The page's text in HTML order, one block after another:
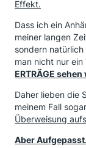
Effekt.
Dass ich ein
meiner langen
sondern
man nicht nur ein
ERTRÄGE sehen
Daher lieben die
meinem Fall
Überweisung
Aber